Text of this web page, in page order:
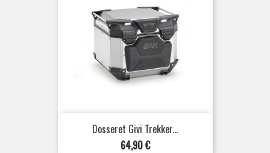
Dosseret Givi Trekker...
Prix
64,90 €